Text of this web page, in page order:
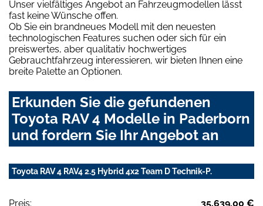
Unser vielfältiges Angebot an Fahrzeugmodellen lässt
fast keine Wünsche offen.
Ob Sie ein brandneues Modell mit den neuesten
technologischen Features suchen oder sich für ein
preiswertes, aber qualitativ hochwertiges
Gebrauchtfahrzeug interessieren, wir bieten Ihnen eine
breite Palette an Optionen.
Erkunden Sie die gefundenen
Toyota RAV 4 Modelle in Paderborn
und fordern Sie Ihr Angebot an
Toyota RAV 4 RAV4 2.5 Hybrid 4x2 Team D Technik-P.
Preis:
35.639,00 €